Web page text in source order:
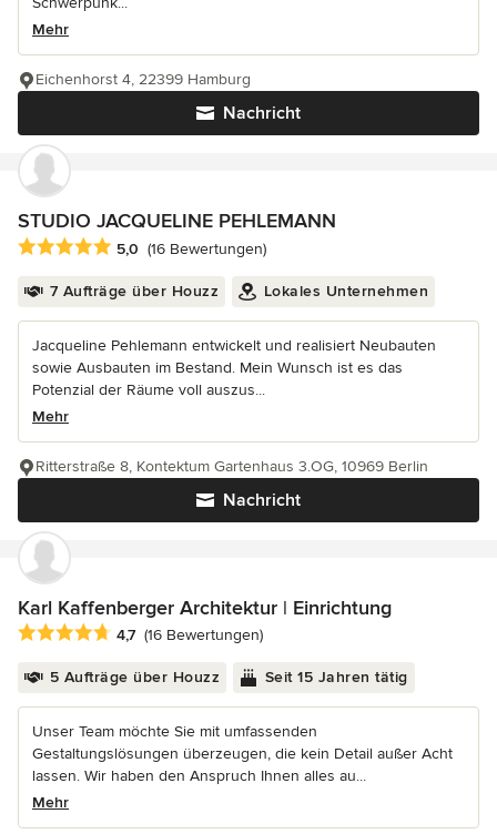
Mehr
Nachricht
Eichenhorst 4, 22399 Hamburg
STUDIO JACQUELINE PEHLEMANN
Durchschnittliche Bewertung: 5 von 5 Sternen
5,0 (16 Bewertungen)
7 Aufträge über Houzz Lokales Unternehmen
Jacqueline Pehlemann entwickelt und realisiert Neubauten
sowie Ausbauten im Bestand. Mein Wunsch ist es das
Potenzial der Räume voll auszus...
Mehr
Nachricht
Ritterstraße 8, Kontektum Gartenhaus 3.OG, 10969 Berlin
Karl Kaffenberger Architektur | Einrichtung
Durchschnittliche Bewertung: 4.7 von 5 Sternen
4,7 (16 Bewertungen)
5 Aufträge über Houzz Seit 15 Jahren tätig
Unser Team möchte Sie mit umfassenden
Gestaltungslösungen überzeugen, die kein Detail außer Acht
lassen. Wir haben den Anspruch Ihnen alles au...
Mehr